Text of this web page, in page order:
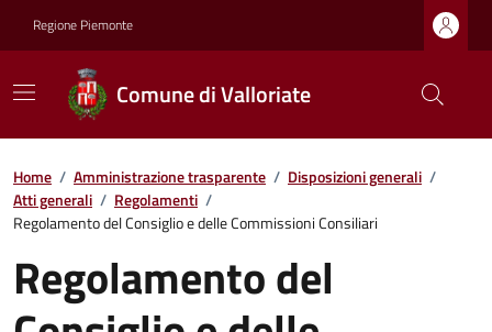
Regione Piemonte
Comune di Valloriate
Home / Amministrazione trasparente / Disposizioni generali /
Atti generali / Regolamenti /
Regolamento del Consiglio e delle Commissioni Consiliari
Regolamento del